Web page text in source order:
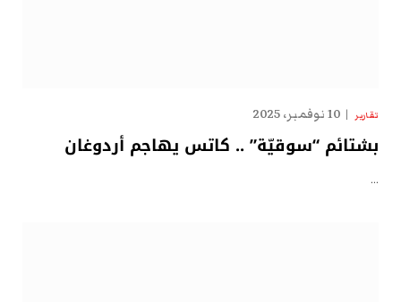
تقارير 10 نوفمبر، 2025
بشتائم “سوقيّة” .. كاتس يهاجم أردوغان
…